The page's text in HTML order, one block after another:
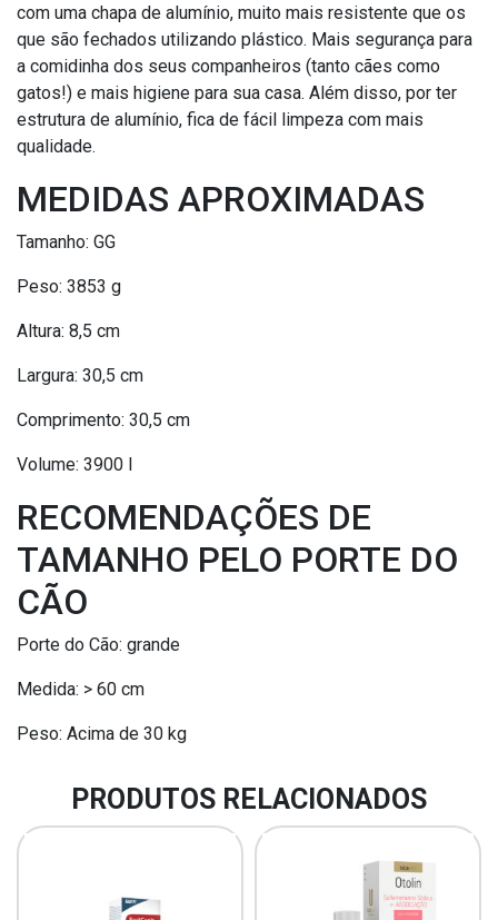
com uma chapa de alumínio, muito mais resistente que os
que são fechados utilizando plástico. Mais segurança para
a comidinha dos seus companheiros (tanto cães como
gatos!) e mais higiene para sua casa. Além disso, por ter
estrutura de alumínio, fica de fácil limpeza com mais
qualidade.
MEDIDAS APROXIMADAS
Tamanho: GG
Peso: 3853 g
Altura: 8,5 cm
Largura: 30,5 cm
Comprimento: 30,5 cm
Volume: 3900 l
RECOMENDAÇÕES DE
TAMANHO PELO PORTE DO
CÃO
Porte do Cão: grande
Medida: > 60 cm
Peso: Acima de 30 kg
PRODUTOS RELACIONADOS